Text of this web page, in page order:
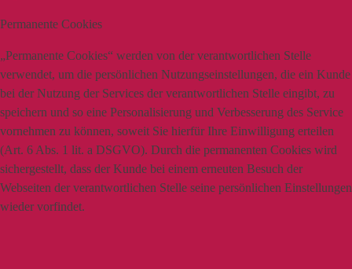
Permanente Cookies
„Permanente Cookies“ werden von der verantwortlichen Stelle
verwendet, um die persönlichen Nutzungseinstellungen, die ein Kunde
bei der Nutzung der Services der verantwortlichen Stelle eingibt, zu
speichern und so eine Personalisierung und Verbesserung des Service
vornehmen zu können, soweit Sie hierfür Ihre Einwilligung erteilen
(Art. 6 Abs. 1 lit. a DSGVO). Durch die permanenten Cookies wird
sichergestellt, dass der Kunde bei einem erneuten Besuch der
Webseiten der verantwortlichen Stelle seine persönlichen Einstellungen
wieder vorfindet.